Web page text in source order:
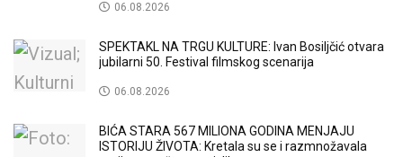
06.08.2026
SPEKTAKL NA TRGU KULTURE: Ivan Bosiljčić otvara
jubilarni 50. Festival filmskog scenarija
06.08.2026
BIĆA STARA 567 MILIONA GODINA MENJAJU
ISTORIJU ŽIVOTA: Kretala su se i razmnožavala